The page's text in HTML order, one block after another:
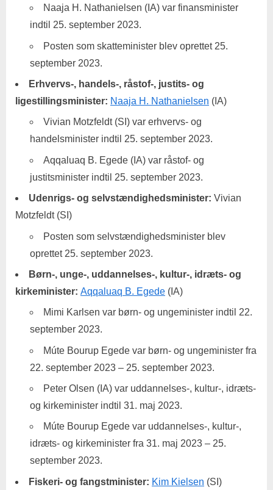
Naaja H. Nathanielsen (IA) var finansminister
indtil 25. september 2023.
Posten som skatteminister blev oprettet 25.
september 2023.
Erhvervs-, handels-, råstof-, justits- og
ligestillingsminister: Naaja H. Nathanielsen (IA)
Vivian Motzfeldt (SI) var erhvervs- og
handelsminister indtil 25. september 2023.
Aqqaluaq B. Egede (IA) var råstof- og
justitsminister indtil 25. september 2023.
Udenrigs- og selvstændighedsminister: Vivian
Motzfeldt (SI)
Posten som selvstændighedsminister blev
oprettet 25. september 2023.
Børn-, unge-, uddannelses-, kultur-, idræts- og
kirkeminister: Aqqaluaq B. Egede (IA)
Mimi Karlsen var børn- og ungeminister indtil 22.
september 2023.
Múte Bourup Egede var børn- og ungeminister fra
22. september 2023 – 25. september 2023.
Peter Olsen (IA) var uddannelses-, kultur-, idræts-
og kirkeminister indtil 31. maj 2023.
Múte Bourup Egede var uddannelses-, kultur-,
idræts- og kirkeminister fra 31. maj 2023 – 25.
september 2023.
Fiskeri- og fangstminister: Kim Kielsen (SI)